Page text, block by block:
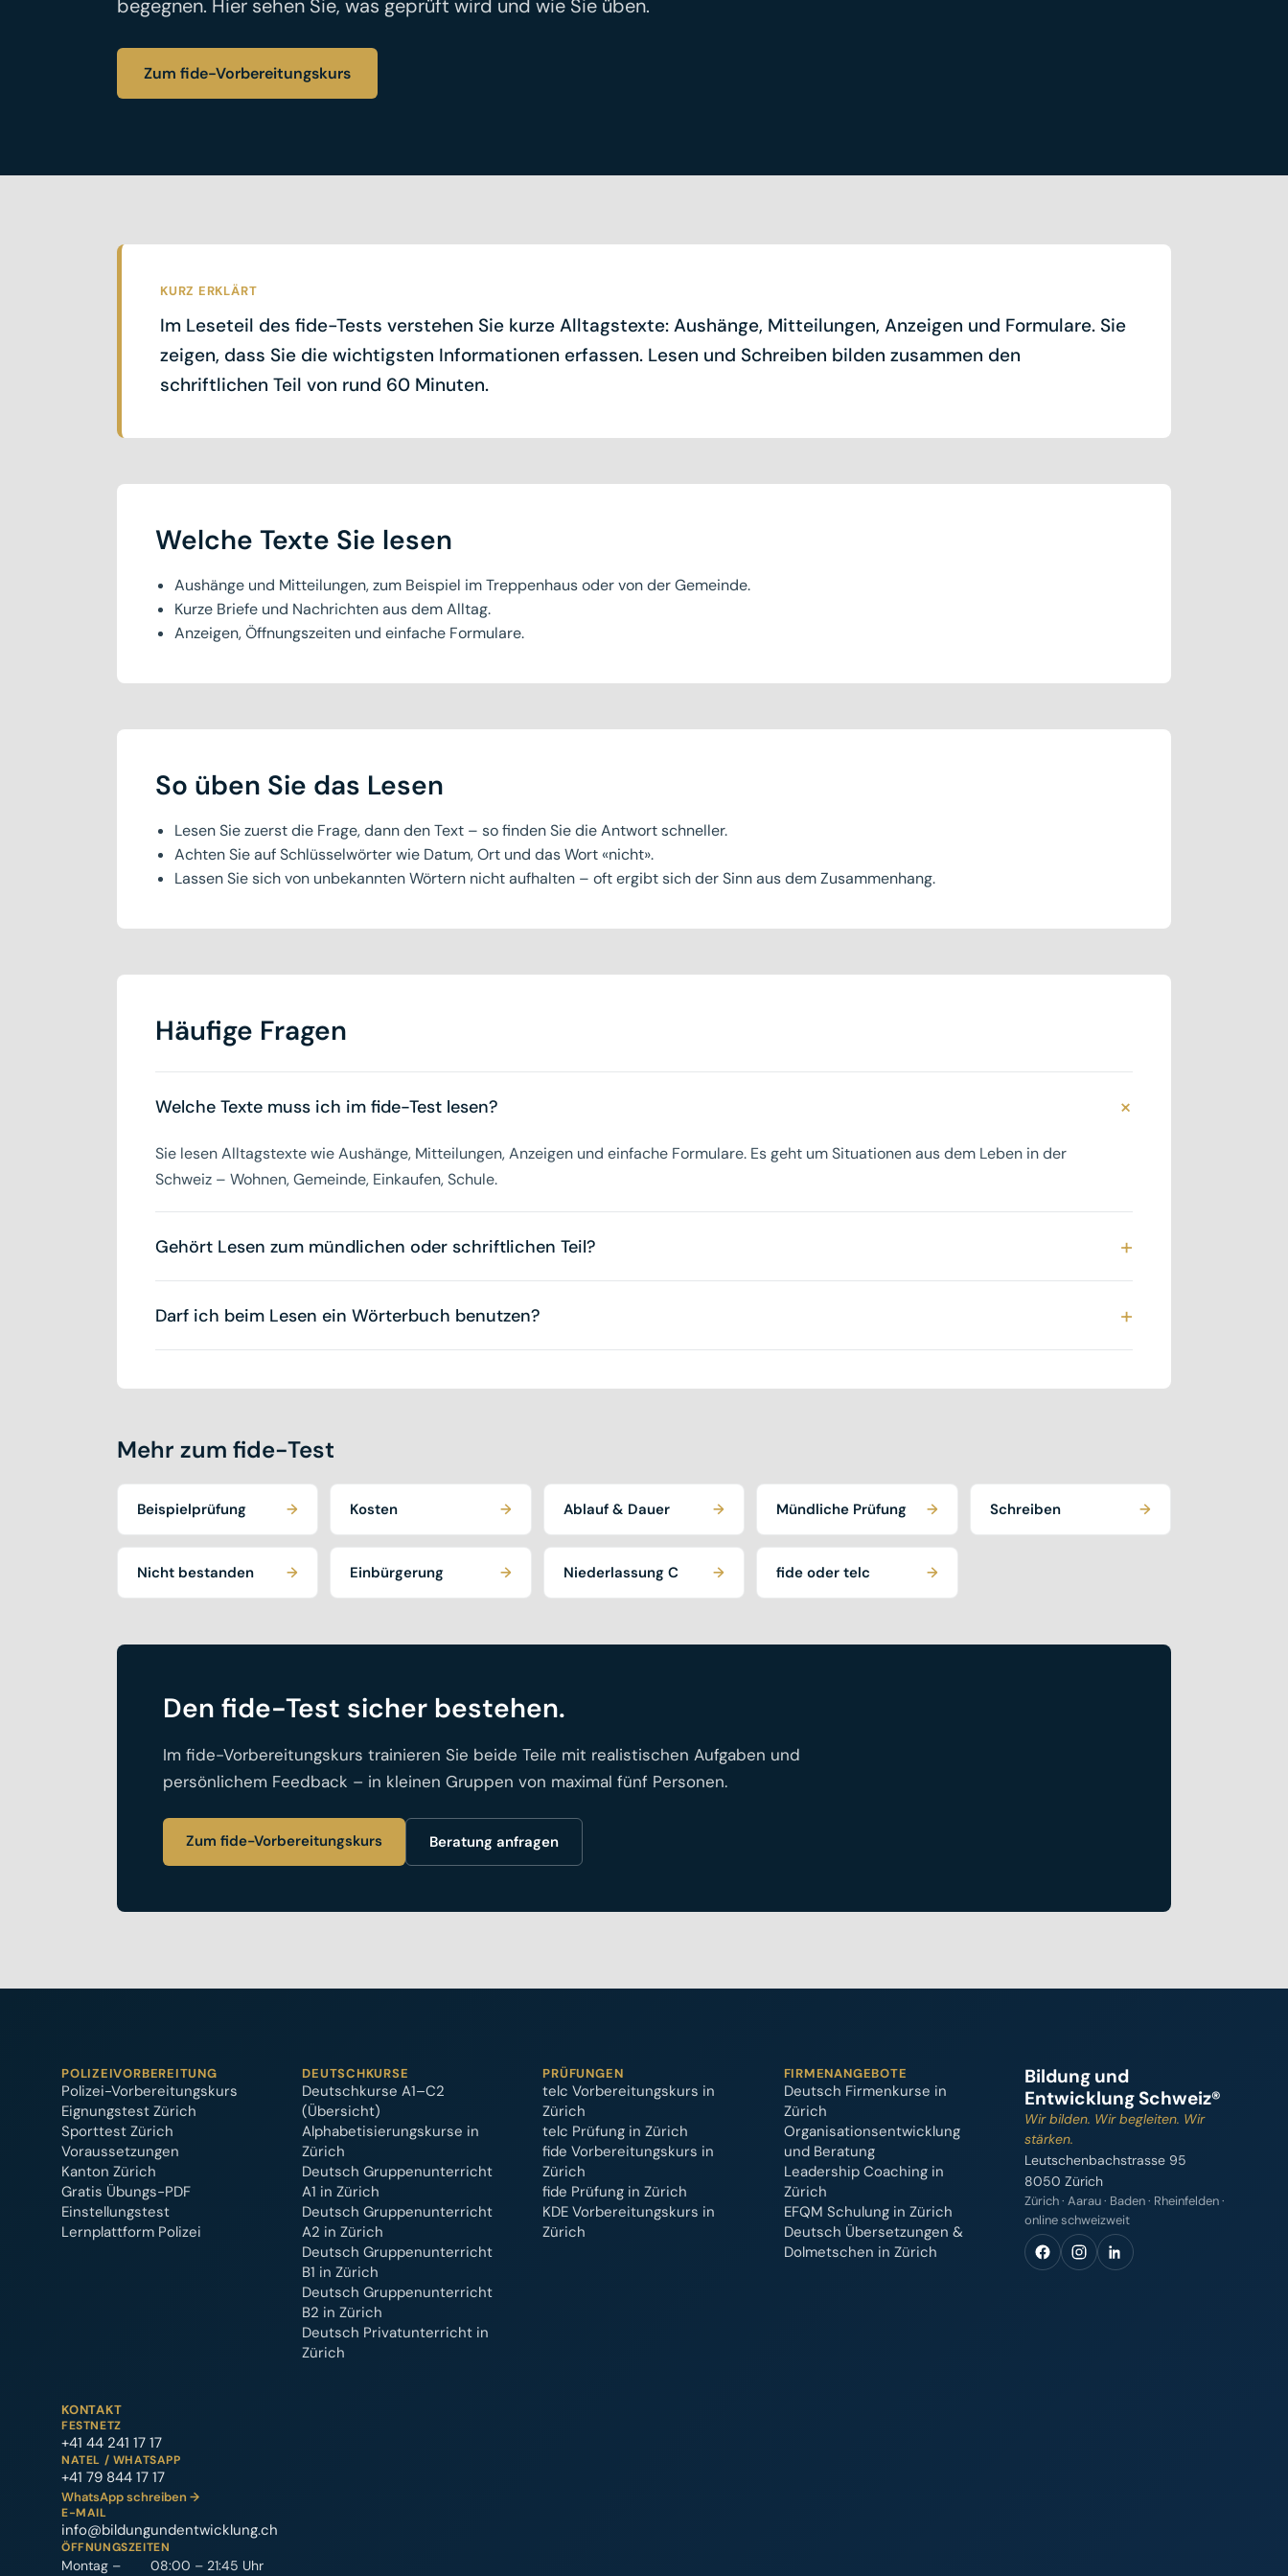
begegnen. Hier sehen Sie, was geprüft wird und wie Sie üben.
Zum fide-Vorbereitungskurs
KURZ ERKLÄRT
Im Leseteil des fide-Tests verstehen Sie kurze Alltagstexte: Aushänge, Mitteilungen, Anzeigen und Formulare. Sie
zeigen, dass Sie die wichtigsten Informationen erfassen. Lesen und Schreiben bilden zusammen den
schriftlichen Teil von rund 60 Minuten.
Welche Texte Sie lesen
Aushänge und Mitteilungen, zum Beispiel im Treppenhaus oder von der Gemeinde.
Kurze Briefe und Nachrichten aus dem Alltag.
Anzeigen, Öffnungszeiten und einfache Formulare.
So üben Sie das Lesen
Lesen Sie zuerst die Frage, dann den Text – so finden Sie die Antwort schneller.
Achten Sie auf Schlüsselwörter wie Datum, Ort und das Wort «nicht».
Lassen Sie sich von unbekannten Wörtern nicht aufhalten – oft ergibt sich der Sinn aus dem Zusammenhang.
Häufige Fragen
Welche Texte muss ich im fide-Test lesen? +
Sie lesen Alltagstexte wie Aushänge, Mitteilungen, Anzeigen und einfache Formulare. Es geht um Situationen aus dem Leben in der
Schweiz – Wohnen, Gemeinde, Einkaufen, Schule.
Gehört Lesen zum mündlichen oder schriftlichen Teil? +
dauert.
Darf ich beim Lesen ein Wörterbuch benutzen? +
erschliessen.
Mehr zum fide-Test
Beispielprüfung → Kosten → Ablauf & Dauer → Mündliche Prüfung → Schreiben →
Nicht bestanden → Einbürgerung → Niederlassung C → fide oder telc →
Den fide-Test sicher bestehen.
Im fide-Vorbereitungskurs trainieren Sie beide Teile mit realistischen Aufgaben und
persönlichem Feedback – in kleinen Gruppen von maximal fünf Personen.
Zum fide-Vorbereitungskurs Beratung anfragen
POLIZEIVORBEREITUNG
Polizei-Vorbereitungskurs
Eignungstest Zürich
Sporttest Zürich
Voraussetzungen
Kanton Zürich
Gratis Übungs-PDF
Einstellungstest
Lernplattform Polizei
DEUTSCHKURSE
Deutschkurse A1–C2
(Übersicht)
Alphabetisierungskurse in
Zürich
Deutsch Gruppenunterricht
A1 in Zürich
Deutsch Gruppenunterricht
A2 in Zürich
Deutsch Gruppenunterricht
B1 in Zürich
Deutsch Gruppenunterricht
B2 in Zürich
Deutsch Privatunterricht in
Zürich
PRÜFUNGEN
telc Vorbereitungskurs in
Zürich
telc Prüfung in Zürich
fide Vorbereitungskurs in
Zürich
fide Prüfung in Zürich
KDE Vorbereitungskurs in
Zürich
FIRMENANGEBOTE
Deutsch Firmenkurse in
Zürich
Organisationsentwicklung
und Beratung
Leadership Coaching in
Zürich
EFQM Schulung in Zürich
Deutsch Übersetzungen &
Dolmetschen in Zürich
Bildung und
Entwicklung Schweiz®
Wir bilden. Wir begleiten. Wir
stärken.
Leutschenbachstrasse 95
8050 Zürich
Zürich · Aarau · Baden · Rheinfelden ·
online schweizweit
KONTAKT
FESTNETZ
+41 44 241 17 17
NATEL / WHATSAPP
+41 79 844 17 17
WhatsApp schreiben →
E-MAIL
info@bildungundentwicklung.ch
ÖFFNUNGSZEITEN
Montag – 08:00 – 21:45 Uhr